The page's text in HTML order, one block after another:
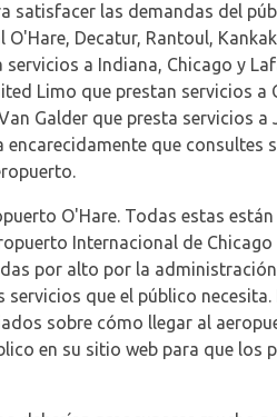
satisfacer las demandas del
Decatur, Rantoul,
a Indiana, Chicago y
Limo que prestan servicios
Galder que presta servicios
que
O'Hare. Todas estas
Internacional de
por alto por la
que el público
sobre cómo llegar al
en su sitio web para que los